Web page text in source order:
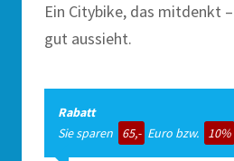
Ein Citybike, das mitdenkt
gut aussieht.
Rabatt
Sie sparen
65,- Euro bzw. 10%